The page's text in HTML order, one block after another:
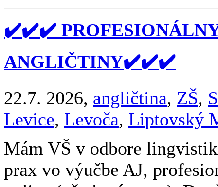
✔️✔️✔️
ANGLIČTINY✔️✔️✔️
22.7. 2026, angličtina, ZŠ,
Levice, Levoča, Liptovský
Mám VŠ v odbore
prax vo výučbe AJ,